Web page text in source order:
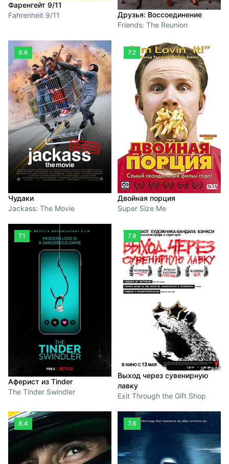
Фаренгейт 9/11
Fahrenheit 9/11
Друзья: Воссоединение
Friends: The Reunion
6.6
Чудаки
Jackass: The Movie
7.2
Двойная порция
Super Size Me
7.1
Аферист из Tinder
The Tinder Swindler
7.9
Выход через сувенирную
лавку
Exit Through the Gift Shop
8.4 7.6